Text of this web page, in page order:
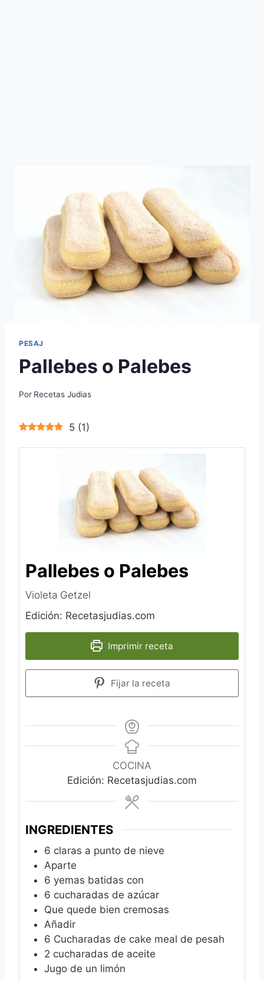
PESAJ
Pallebes o Palebes
Por Recetas Judias
5 (1)
Pallebes o Palebes
Violeta Getzel
Edición: Recetasjudias.com
Imprimir receta
Fijar la receta
COCINA
Edición: Recetasjudias.com
INGREDIENTES
6 claras a punto de nieve
Aparte
6 yemas batidas con
6 cucharadas de azúcar
Que quede bien cremosas
Añadir
6 Cucharadas de cake meal de pesah
2 cucharadas de aceite
Jugo de un limón